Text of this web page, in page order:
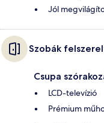
Jól
Szobák
Csupa
LCD-televízió
Prémium